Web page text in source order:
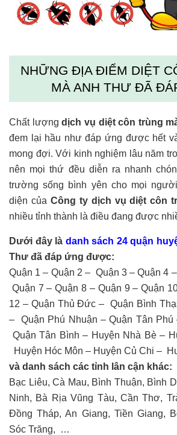
NHỮNG ĐỊA ĐIỂM DIỆT
MÀ ANH THƯ ĐÃ
Chất lượngdịch vụ diệt côn trùng
đem lại hầu như đáp ứng được hết
mong đợi. Với kinh nghiệm lâu năm
nên mọi thứ đều diễn ra nhanh
trường sống bình yên cho mọi
diện của Công ty dịch vụ diệt côn
nhiều tỉnh thành là điều đang được
Dưới đây là danh sách 24 quận
Thư đã đáp ứng được:
Quận 1 – Quận 2 – Quận 3 – Quận 4
Quận 7 – Quận 8 – Quận 9 – Quận
12 – Quận Thủ Đức – Quận Bình
– Quận Phú Nhuận – Quận Tân Phú
Quận Tân Bình – Huyện Nhà Bè –
Huyện Hóc Môn – Huyện Củ Chi –
và danh sách các tỉnh lân cận khác:
Bạc Liêu, Cà Mau, Bình Thuận, Bình
Ninh, Bà Rịa Vũng Tàu, Cần Thơ,
Đồng Tháp, An Giang, Tiền Giang,
Sóc Trăng, …